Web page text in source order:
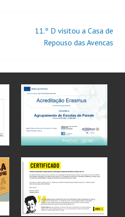
11.º D visitou a Casa de
Repouso das Avencas